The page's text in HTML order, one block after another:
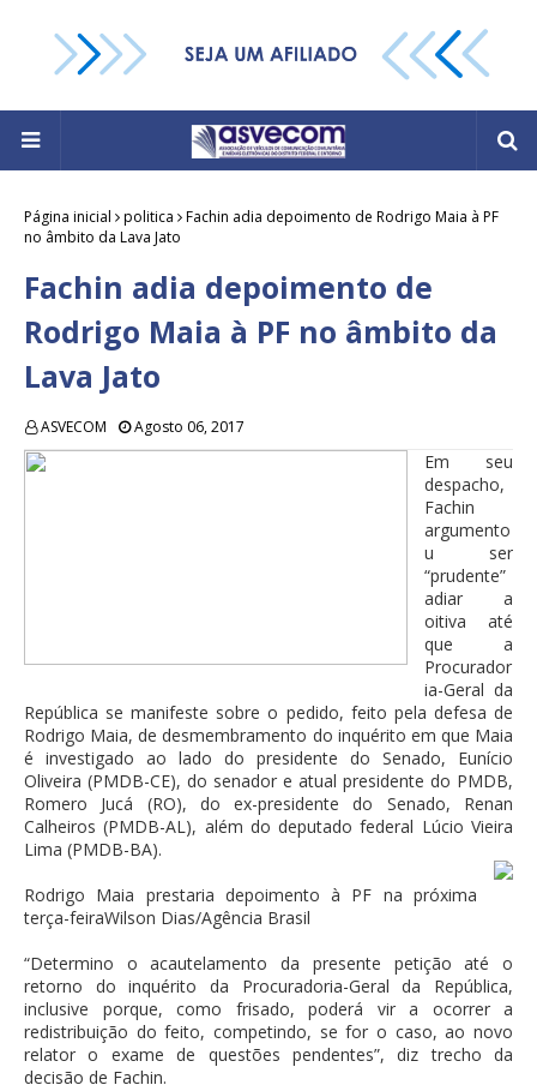
Página inicial politica
Fachin adia depoimento de Rodrigo Maia à PF
no âmbito da Lava Jato
Fachin adia depoimento de
Rodrigo Maia à PF no âmbito da
Lava Jato
ASVECOM Agosto 06, 2017
Em seu
despacho,
Fachin
argumento
u ser
“prudente”
adiar a
oitiva até
que a
Procurador
ia-Geral da
República se manifeste sobre o pedido, feito pela defesa de
Rodrigo Maia, de desmembramento do inquérito em que Maia
é investigado ao lado do presidente do Senado, Eunício
Oliveira (PMDB-CE), do senador e atual presidente do PMDB,
Romero Jucá (RO), do ex-presidente do Senado, Renan
Calheiros (PMDB-AL), além do deputado federal Lúcio Vieira
Lima (PMDB-BA).
Rodrigo Maia prestaria depoimento à PF na próxima
terça-feiraWilson Dias/Agência Brasil
“Determino o acautelamento da presente petição até o
retorno do inquérito da Procuradoria-Geral da República,
inclusive porque, como frisado, poderá vir a ocorrer a
redistribuição do feito, competindo, se for o caso, ao novo
relator o exame de questões pendentes”, diz trecho da
decisão de Fachin.